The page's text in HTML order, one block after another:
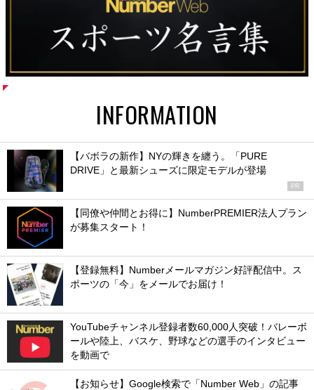
INFORMATION
【バボラの新作】NYの輝きを纏う。「PURE
DRIVE」と最新シューズに限定モデルが登場
PR
【同僚や仲間とお得に】NumberPREMIER法人プラン
が募集スタート！
【登録無料】Numberメールマガジン好評配信中。ス
ポーツの「今」をメールでお届け！
YouTubeチャンネル登録者数60,000人突破！バレーボ
ールや陸上、バスケ、野球などの選手のインタビュー
を動画で
【お知らせ】Google検索で「Number Web」の記事